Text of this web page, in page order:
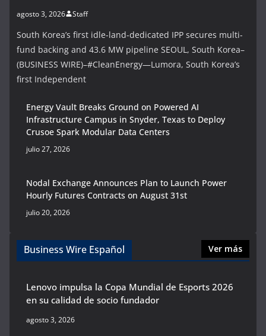
agosto 3, 2026 Staff
South Korea’s first idle-land-dedicated IPP secures multi-
fund backing and 43.6 MW pipeline SEOUL, South Korea–
(BUSINESS WIRE)–#CleanEnergy—Lumora, South Korea’s
first Independent
Energy Vault Breaks Ground on Powered AI
Infrastructure Campus in Snyder, Texas to Deploy
Crusoe Spark Modular Data Centers
julio 27, 2026
Nodal Exchange Announces Plan to Launch Power
Hourly Futures Contracts on August 31st
julio 20, 2026
Business Wire Español Ver más
Lenovo impulsa la Copa Mundial de Esports 2026
en su calidad de socio fundador
agosto 3, 2026